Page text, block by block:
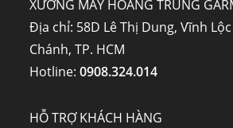
XƯỞNG MAY HOÀNG TRUNG
Địa chỉ: 58D Lê Thị Dung, Vĩnh
Chánh, TP. HCM
Hotline:0908.324.014
HỖ TRỢ KHÁCH HÀNG